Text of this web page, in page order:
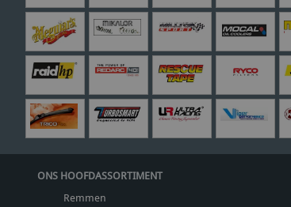
ONS HOOFDASSORTIMENT
Remmen